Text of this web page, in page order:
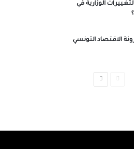
الوزارية في
الاقتصاد التونسي
الصفحة